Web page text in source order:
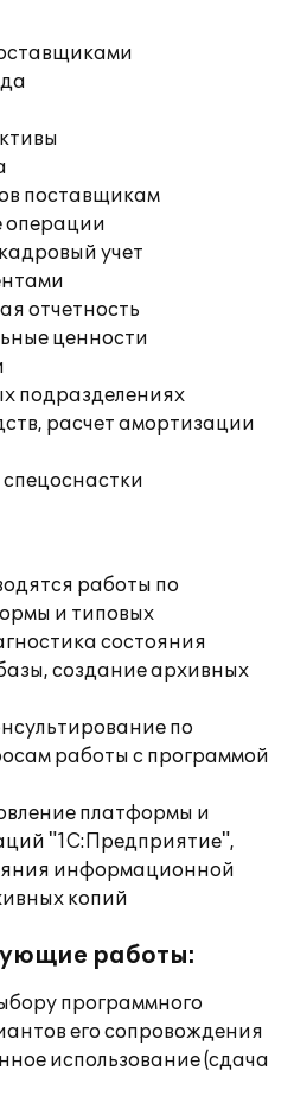
поставщикам
операции
учет
отчетность
ценности
подразделениях
расчет амортизации
работы по
и типовых
состояния
создание архивных
по
работы с программой
платформы и
"1С:Предприятие",
информационной
копий
работы:
программного
его сопровождения
использование (сдача